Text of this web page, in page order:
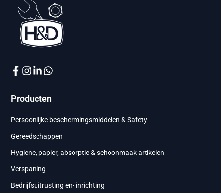
Producten
Persoonlijke beschermingsmiddelen & Safety
Gereedschappen
Hygiene, papier, absorptie & schoonmaak artikelen
Verspaning
Bedrijfsuitrusting en- inrichting